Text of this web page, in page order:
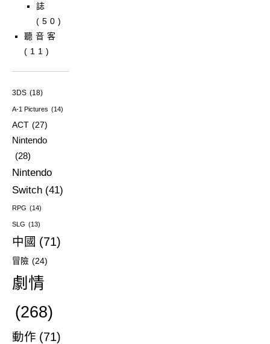
誌
(50)
聽音客
(11)
3DS (18)
A-1 Pictures (14)
ACT (27)
Nintendo
(28)
Nintendo
Switch (41)
RPG (14)
SLG (13)
中國 (71)
冒險 (24)
劇情
(268)
動作 (71)